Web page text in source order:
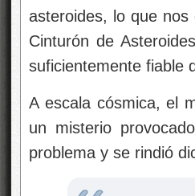
asteroides, lo que
Cinturón de
suficientemente fiable
A escala cósmica, el
un misterio
problema y se rindió